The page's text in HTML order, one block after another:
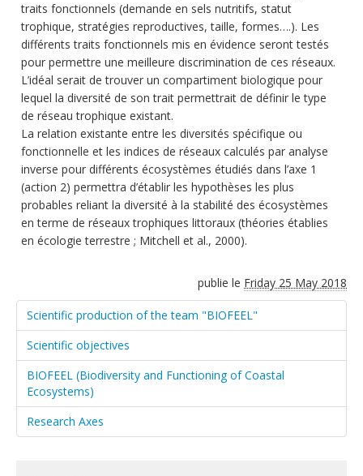
traits fonctionnels (demande en sels nutritifs, statut
trophique, stratégies reproductives, taille, formes….). Les
différents traits fonctionnels mis en évidence seront testés
pour permettre une meilleure discrimination de ces réseaux.
L’idéal serait de trouver un compartiment biologique pour
lequel la diversité de son trait permettrait de définir le type
de réseau trophique existant.
La relation existante entre les diversités spécifique ou
fonctionnelle et les indices de réseaux calculés par analyse
inverse pour différents écosystèmes étudiés dans l’axe 1
(action 2) permettra d’établir les hypothèses les plus
probables reliant la diversité à la stabilité des écosystèmes
en terme de réseaux trophiques littoraux (théories établies
en écologie terrestre ; Mitchell et al., 2000).
publie le Friday 25 May 2018
Scientific production of the team "BIOFEEL"
Scientific objectives
BIOFEEL (Biodiversity and Functioning of Coastal
Ecosystems)
Research Axes